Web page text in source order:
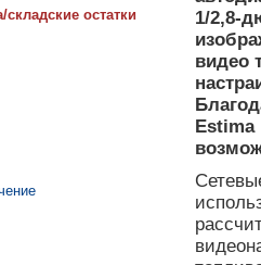
остатки
1/2,8-
видео
Estima